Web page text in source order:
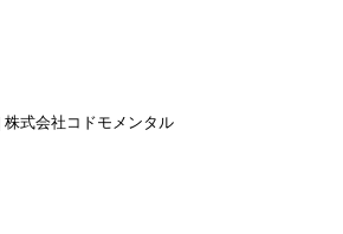
株式会社コドモメンタル